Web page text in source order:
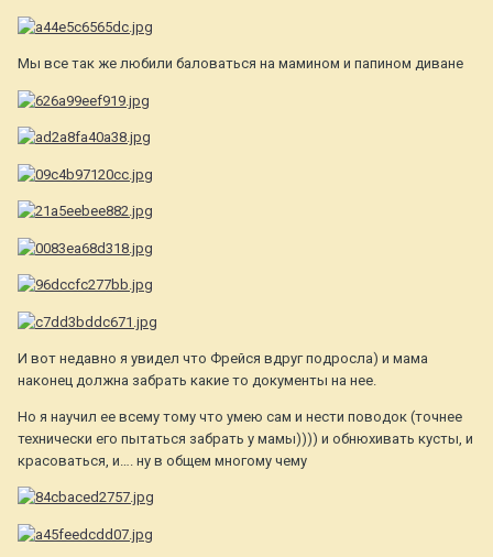
Мы все так же любили баловаться на мамином и папином диване
И вот недавно я увидел что Фрейся вдруг подросла) и мама
наконец должна забрать какие то документы на нее.
Но я научил ее всему тому что умею сам и нести поводок (точнее
технически его пытаться забрать у мамы)))) и обнюхивать кусты, и
красоваться, и…. ну в общем многому чему